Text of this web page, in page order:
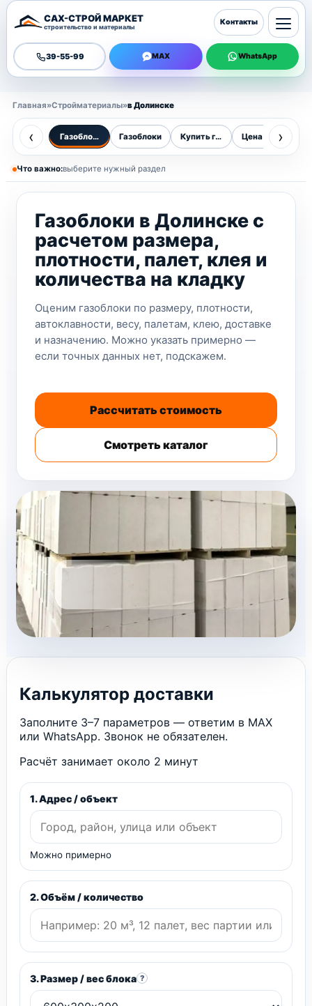
САХ-СТРОЙ МАРКЕТ
строительство и материалы
39-55-99 MAX WhatsApp
Контакты
Главная»Стройматериалы»в Долинске
‹ Газоблоки в Долинске
Газоблоки Купить газоблокЦена газоблока
›
Что важно:выберите нужный раздел
Газоблоки в Долинске с
расчетом размера,
плотности, палет, клея и
количества на кладку
Оценим газоблоки по размеру, плотности,
автоклавности, весу, палетам, клею, доставке
и назначению. Можно указать примерно —
если точных данных нет, подскажем.
Рассчитать стоимость
Смотреть каталог
Калькулятор доставки
Заполните 3–7 параметров — ответим в MAX
или WhatsApp. Звонок не обязателен.
Расчёт занимает около 2 минут
1. Адрес / объект
Можно примерно
2. Объём / количество
3. Размер / вес блока ?